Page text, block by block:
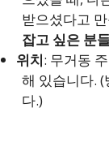
받으셨다고
잡고 싶은 분
위치: 무거동
해 있습니다.
다.)